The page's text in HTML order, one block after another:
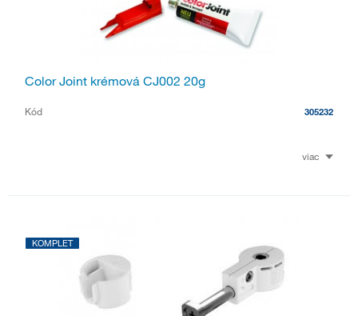
Color Joint krémová CJ002 20g
Kód 305232
viac
KOMPLET